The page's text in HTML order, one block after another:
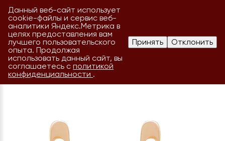
Данный веб-сайт использует
cookie-файлы и сервис веб-
аналитики Яндекс.Метрика в
целях предоставления вам
лучшего пользовательского
опыта. Продолжая
использовать данный сайт, вы
соглашаетесь сполитикой
конфиденциальности .
Принять Отклонить